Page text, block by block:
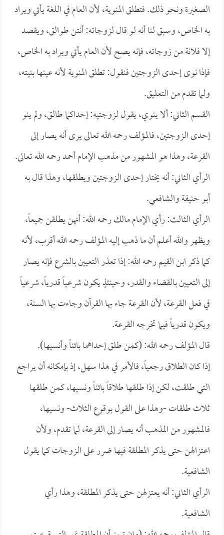
الصغيرة ونحو ذلك. فتطلق المنوية، لأن العام في اللغة يأتي ويراد
به الخاص، وسبق لنا أنه لو قال لزوجاته: أنتن طوالق، ويقصد
إلا فلانة من زوجاته، فإنه يصح لأن العام يأتي ويراد به الخاص،
فإذا نوى إحدى الزوجتين فنقول: تطلق المنوية لأنه عينها بنيته،
ولما تقدم من التعليق.
القسم الثاني: ألا ينوي، يقول لزوجتيه: إحداكما طالق، ولم ينو
إحدى الزوجتين، فالمؤلف رحمه الله تعالى يرى أنه يصار إلى
القرعة، وهذا هو المشهور من مذهب الإمام أحمد رحمه الله تعالى.
الرأي الثاني: أنه يختار إحدى الزوجتين ويطلقها، وهذا قال به
أبو حنيفة والشافعي.
الرأي الثالث: رأي الإمام مالك رحمه الله: أنهن يطلقن جميعاً،
ويظهر والله أعلم أن ما ذهب إليه المؤلف رحمه الله أقرب، لأنه
كما ذكر ابن القيم رحمه الله: إذا تعذر التعيين بالشرع فإنه يصار
إلى التعيين بالقضاء والقدر، وحينئذٍ يكون شرعياً قدرياً، شرعياً
في فعل القرعة، لأن القرعة جاء بها القرآن وجاءت بها السنة،
ويكون قدرياً فيما تخرجه القرعة.
قال المؤلف رحمه الله: (كمن طلق إحداهما بائناً وأنسيها).
إذا كان الطلاق رجعياً، فالأمر في هذا سهل، إذ بإمكانه أن يراجع
التي طلقت، لكن إذا طلقها طلاقاً بائناً ونسيها، كمن طلقها
ثلاث طلقات -وهذا على القول بوقوع الثلاث- ونسيها،
فالمشهور من المذهب أنه يصار إلى القرعة، لما تقدم، ولأن
اعتزالهن حتى يذكر المطلقة فيها ضرر على الزوجات كما يقول
الشافعية.
الرأي الثاني: أنه يعتزلهن حتى يذكر المطلقة، وهذا رأي
الشافعية.